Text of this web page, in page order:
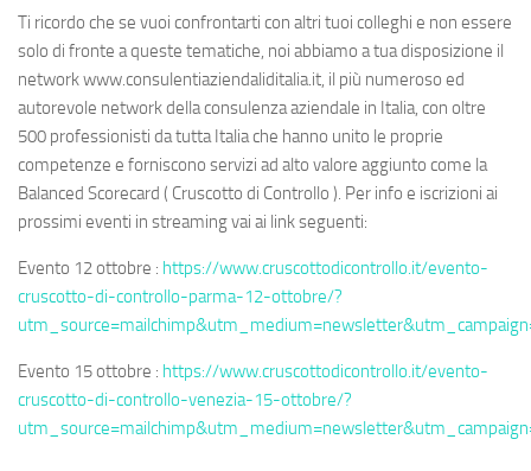
Ti ricordo che se vuoi confrontarti con altri tuoi colleghi e non essere
solo di fronte a queste tematiche, noi abbiamo a tua disposizione il
network www.consulentiaziendaliditalia.it, il più numeroso ed
autorevole network della consulenza aziendale in Italia, con oltre
500 professionisti da tutta Italia che hanno unito le proprie
competenze e forniscono servizi ad alto valore aggiunto come la
Balanced Scorecard ( Cruscotto di Controllo ). Per info e iscrizioni ai
prossimi eventi in streaming vai ai link seguenti:
Evento 12 ottobre : https://www.cruscottodicontrollo.it/evento-
cruscotto-di-controllo-parma-12-ottobre/?
Evento 15 ottobre : https://www.cruscottodicontrollo.it/evento-
cruscotto-di-controllo-venezia-15-ottobre/?